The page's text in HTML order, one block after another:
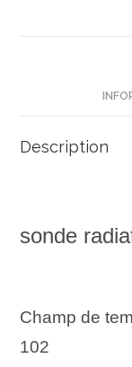
Description
sonde
Champ de
102